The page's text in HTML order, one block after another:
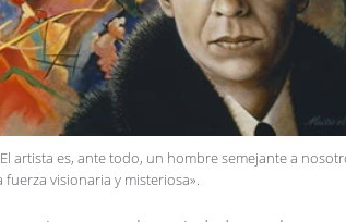
artista es, ante todo, un hombre semejante a
visionaria y misteriosa».